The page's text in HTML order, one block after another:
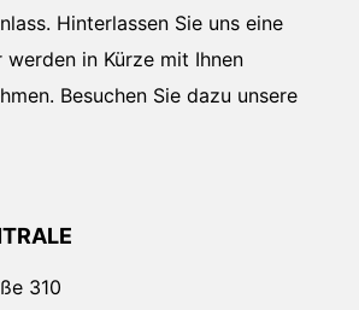
Hinterlassen Sie uns eine
werden in Kürze mit Ihnen
Besuchen Sie dazu unsere
310